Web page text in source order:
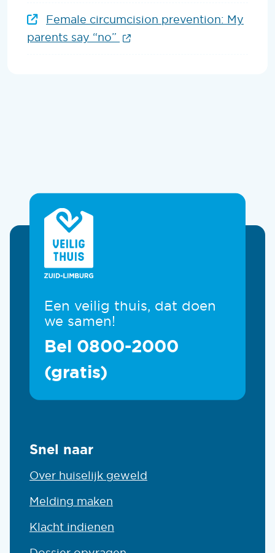
Female circumcision prevention: My
parents say “no”
(Opent in een nieuw
Snel naar
Over huiselijk geweld
Melding maken
Klacht indienen
Een veilig thuis, dat doen
we samen!
Bel 0800-2000
(gratis)